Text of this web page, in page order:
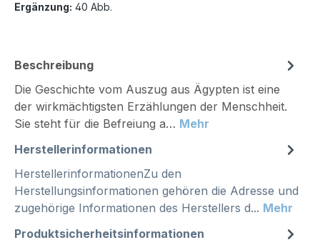
Ergänzung: 40 Abb.
Beschreibung
Die Geschichte vom Auszug aus Ägypten ist eine
der wirkmächtigsten Erzählungen der Menschheit.
Sie steht für die Befreiung a… Mehr
Herstellerinformationen
HerstellerinformationenZu den
Herstellungsinformationen gehören die Adresse und
zugehörige Informationen des Herstellers d... Mehr
Produktsicherheitsinformationen